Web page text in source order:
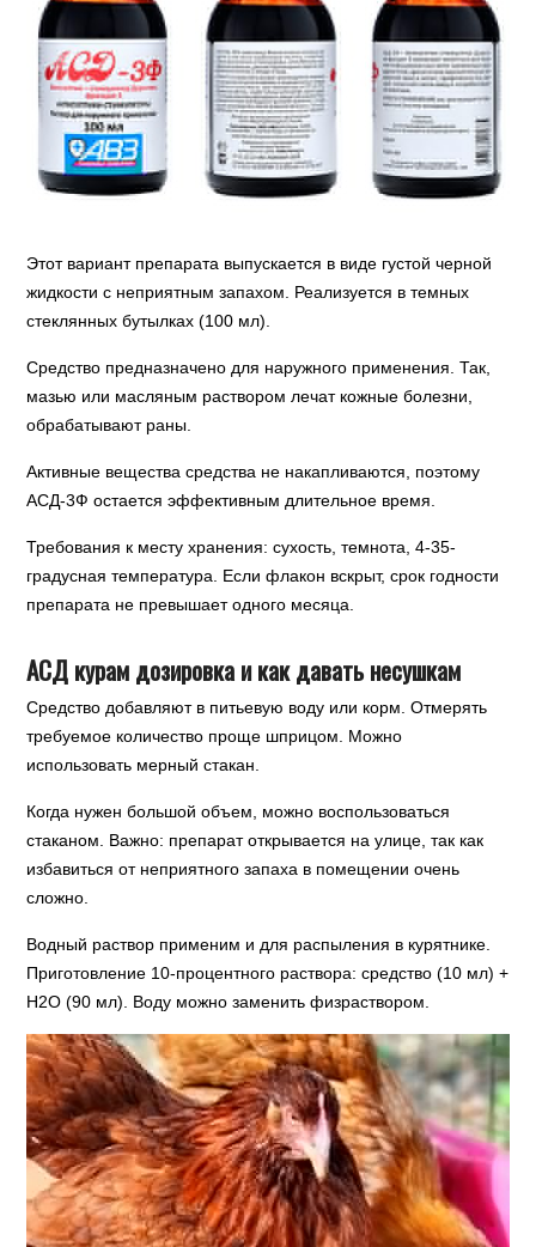
Этот вариант препарата выпускается в виде густой черной
жидкости с неприятным запахом. Реализуется в темных
стеклянных бутылках (100 мл).
Средство предназначено для наружного применения. Так,
мазью или масляным раствором лечат кожные болезни,
обрабатывают раны.
Активные вещества средства не накапливаются, поэтому
АСД-3Ф остается эффективным длительное время.
Требования к месту хранения: сухость, темнота, 4-35-
градусная температура. Если флакон вскрыт, срок годности
препарата не превышает одного месяца.
АСД курам дозировка и как давать несушкам
Средство добавляют в питьевую воду или корм. Отмерять
требуемое количество проще шприцом. Можно
использовать мерный стакан.
Когда нужен большой объем, можно воспользоваться
стаканом. Важно: препарат открывается на улице, так как
избавиться от неприятного запаха в помещении очень
сложно.
Водный раствор применим и для распыления в курятнике.
Приготовление 10-процентного раствора: средство (10 мл) +
Н2О (90 мл). Воду можно заменить физраствором.